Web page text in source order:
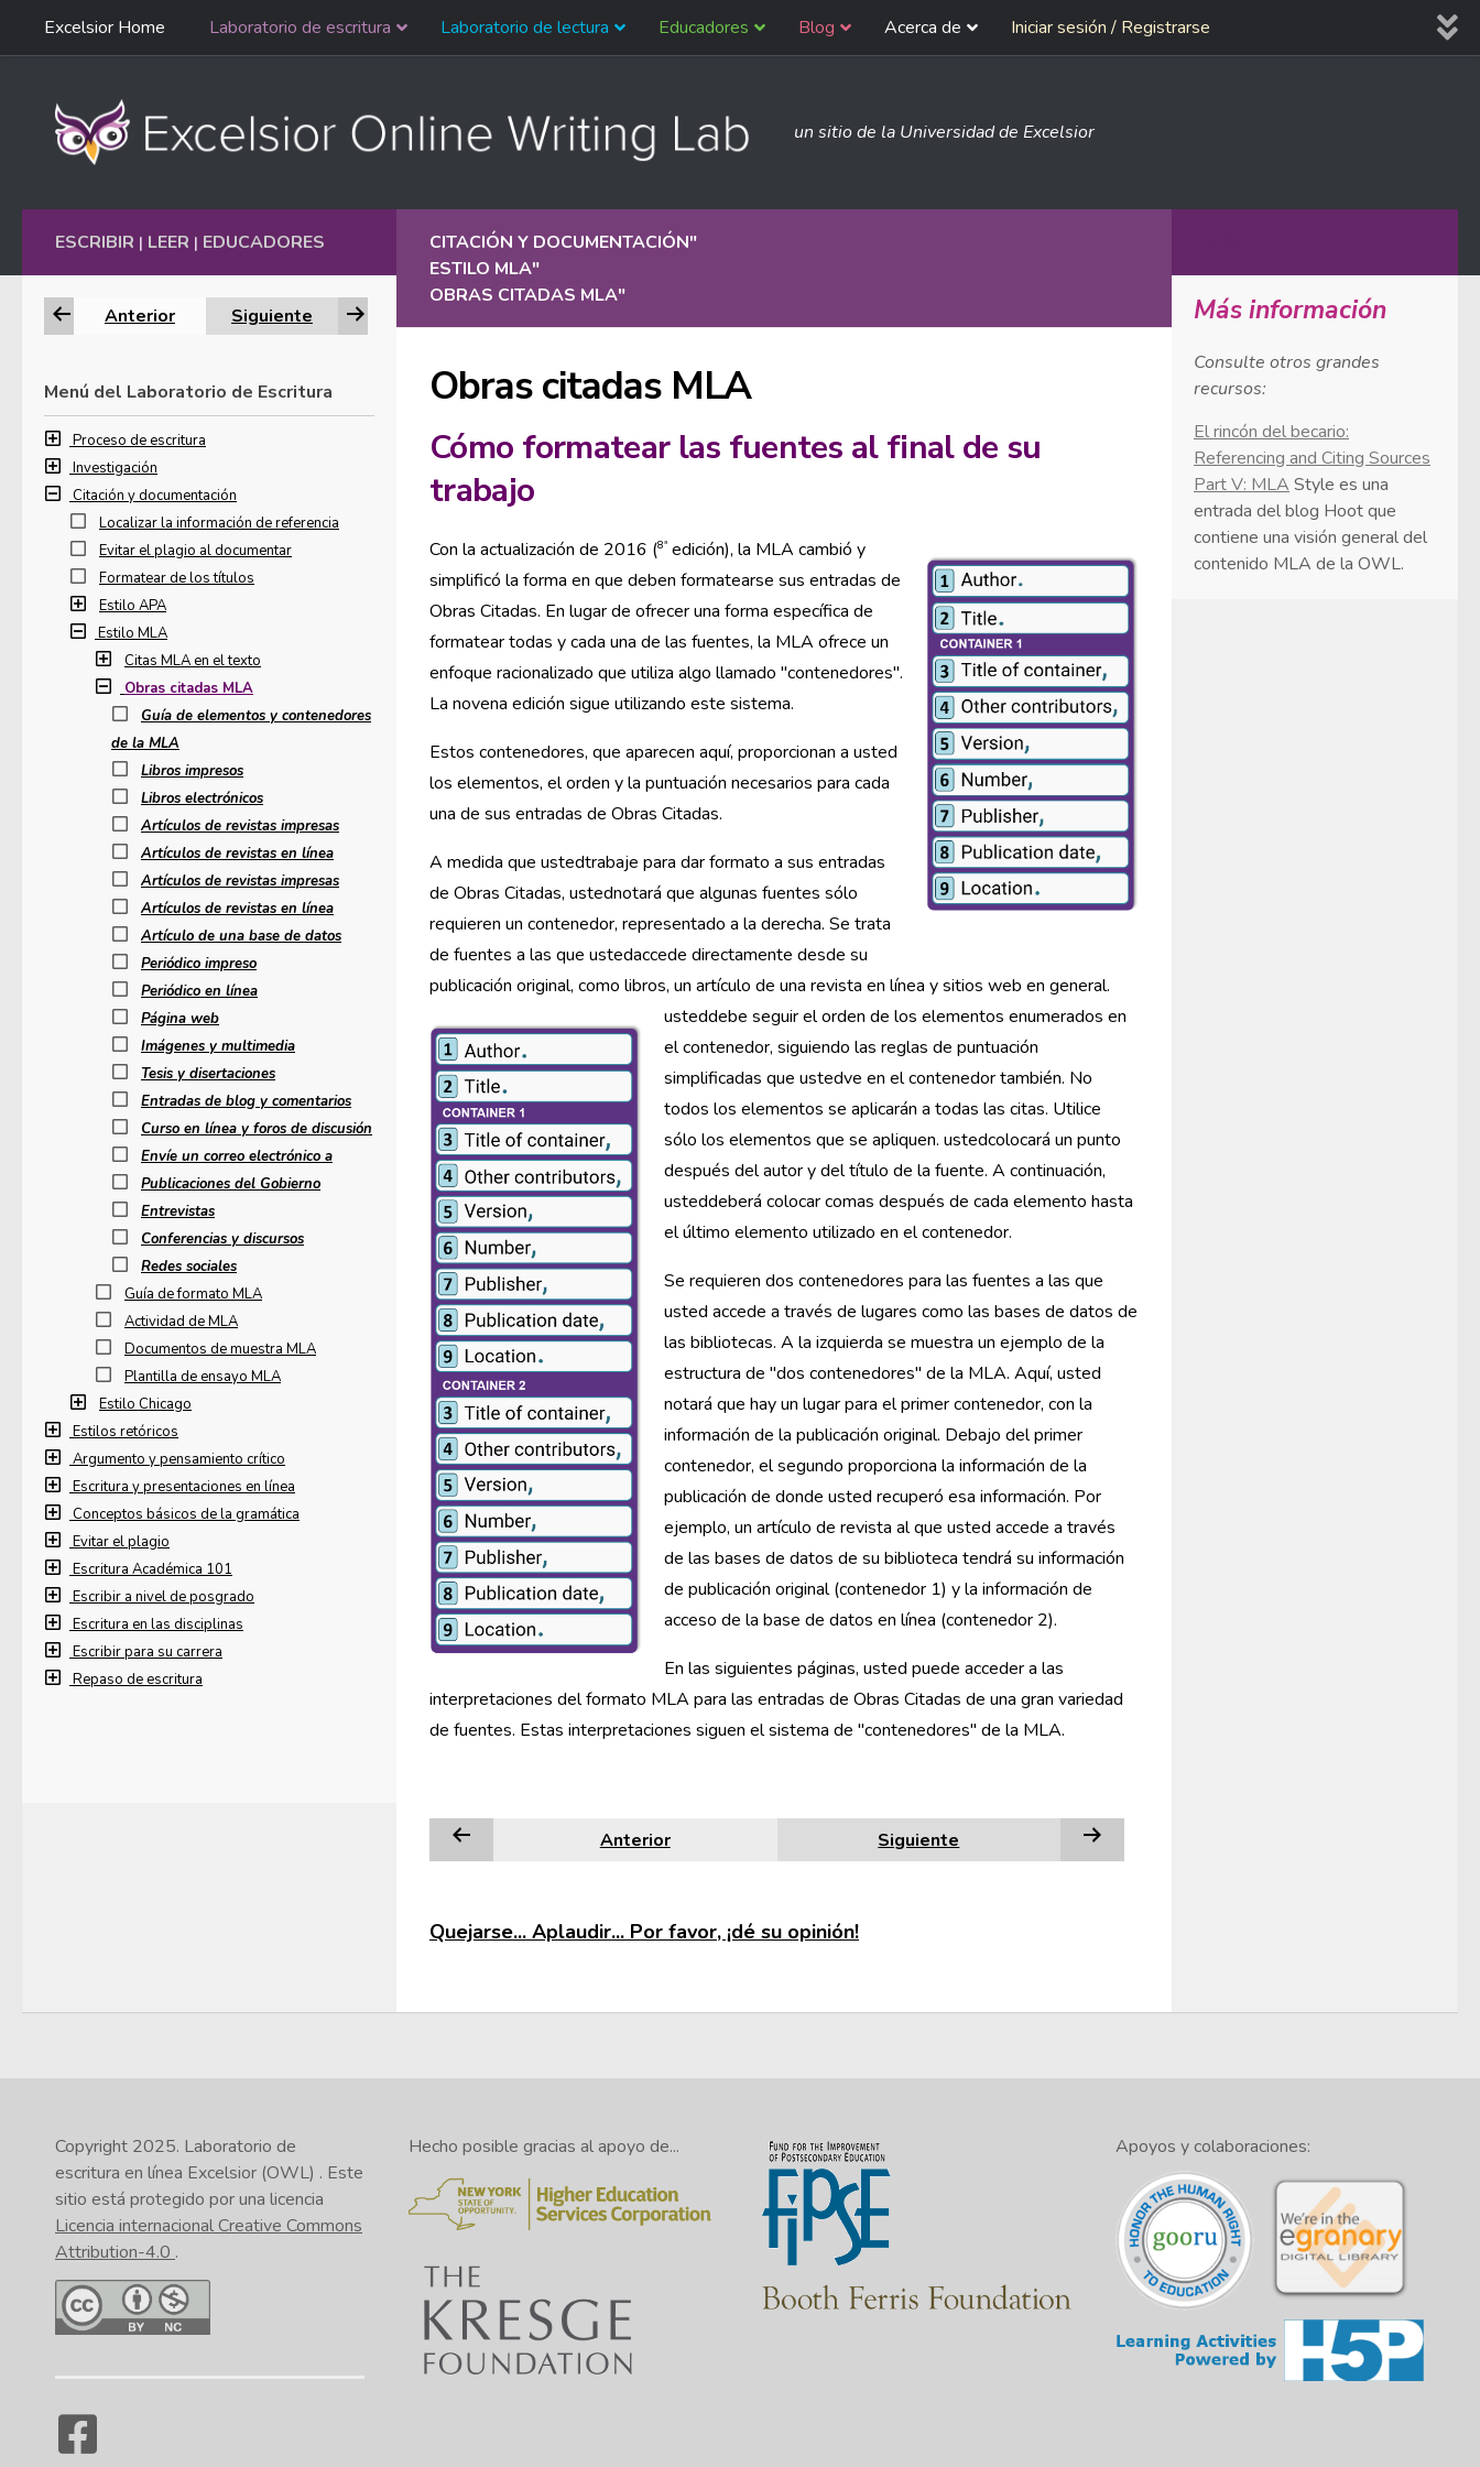
Ir al contenido
navegación
Excelsior Home Laboratorio de escritura Laboratorio de lectura Educadores Blog Acerca de Iniciar sesión / Registrarse
un sitio de la Universidad de Excelsior
CITACIÓN Y DOCUMENTACIÓN"
ESTILO MLA"
OBRAS CITADAS MLA"
Obras citadas MLA
Cómo formatear las fuentes al final de su
trabajo
Con la actualización de 2016 (8ª edición), la MLA cambió y
simplificó la forma en que deben formatearse sus entradas de
Obras Citadas. En lugar de ofrecer una forma específica de
formatear todas y cada una de las fuentes, la MLA ofrece un
enfoque racionalizado que utiliza algo llamado "contenedores".
La novena edición sigue utilizando este sistema.
Estos contenedores, que aparecen aquí, proporcionan a usted
los elementos, el orden y la puntuación necesarios para cada
una de sus entradas de Obras Citadas.
A medida que ustedtrabaje para dar formato a sus entradas
de Obras Citadas, ustednotará que algunas fuentes sólo
requieren un contenedor, representado a la derecha. Se trata
de fuentes a las que ustedaccede directamente desde su
publicación original, como libros, un artículo de una revista en línea y sitios web en general.
usteddebe seguir el orden de los elementos enumerados en
el contenedor, siguiendo las reglas de puntuación
simplificadas que ustedve en el contenedor también. No
todos los elementos se aplicarán a todas las citas. Utilice
sólo los elementos que se apliquen. ustedcolocará un punto
después del autor y del título de la fuente. A continuación,
usteddeberá colocar comas después de cada elemento hasta
el último elemento utilizado en el contenedor.
Se requieren dos contenedores para las fuentes a las que
usted accede a través de lugares como las bases de datos de
las bibliotecas. A la izquierda se muestra un ejemplo de la
estructura de "dos contenedores" de la MLA. Aquí, usted
notará que hay un lugar para el primer contenedor, con la
información de la publicación original. Debajo del primer
contenedor, el segundo proporciona la información de la
publicación de donde usted recuperó esa información. Por
ejemplo, un artículo de revista al que usted accede a través
de las bases de datos de su biblioteca tendrá su información
de publicación original (contenedor 1) y la información de
acceso de la base de datos en línea (contenedor 2).
En las siguientes páginas, usted puede acceder a las
interpretaciones del formato MLA para las entradas de Obras Citadas de una gran variedad
de fuentes. Estas interpretaciones siguen el sistema de "contenedores" de la MLA.
Anterior Siguiente
Quejarse... Aplaudir... Por favor, ¡dé su opinión!
ESCRIBIR | LEER | EDUCADORES
Anterior Siguiente
Menú del Laboratorio de Escritura
Proceso de escritura
Investigación
Citación y documentación
Localizar la información de referencia
Evitar el plagio al documentar
Formatear de los títulos
Estilo APA
Estilo MLA
Citas MLA en el texto
Obras citadas MLA
Guía de elementos y contenedores
de la MLA
Libros impresos
Libros electrónicos
Artículos de revistas impresas
Artículos de revistas en línea
Artículos de revistas impresas
Artículos de revistas en línea
Artículo de una base de datos
Periódico impreso
Periódico en línea
Página web
Imágenes y multimedia
Tesis y disertaciones
Entradas de blog y comentarios
Curso en línea y foros de discusión
Envíe un correo electrónico a
Publicaciones del Gobierno
Entrevistas
Conferencias y discursos
Redes sociales
Guía de formato MLA
Actividad de MLA
Documentos de muestra MLA
Plantilla de ensayo MLA
Estilo Chicago
Estilos retóricos
Argumento y pensamiento crítico
Escritura y presentaciones en línea
Conceptos básicos de la gramática
Evitar el plagio
Escritura Académica 101
Escribir a nivel de posgrado
Escritura en las disciplinas
Escribir para su carrera
Repaso de escritura
Más información
Consulte otros grandes
recursos:
El rincón del becario:
Referencing and Citing Sources
Part V: MLA Style es una
entrada del blog Hoot que
contiene una visión general del
contenido MLA de la OWL.
Copyright 2025. Laboratorio de
escritura en línea Excelsior (OWL) . Este
sitio está protegido por una licencia
Licencia internacional Creative Commons
Attribution-4.0 .
Hecho posible gracias al apoyo de... Apoyos y colaboraciones: